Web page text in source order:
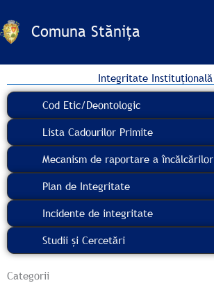
to
contentComuna Stănița
Integritate Instituțională
Cod Etic/Deontologic
Lista Cadourilor Primite
Mecanism de raportare a încălcărilor
Plan de Integritate
Incidente de integritate
Studii și Cercetări
Categorii